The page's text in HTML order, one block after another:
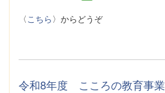
〈 こちら 〉からどうぞ
令和8年度 こころの教育事業